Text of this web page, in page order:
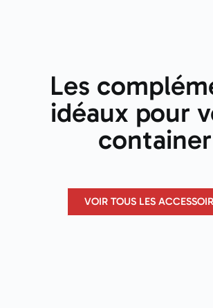
Les
idéaux pour
container
VOIR TOUS LES